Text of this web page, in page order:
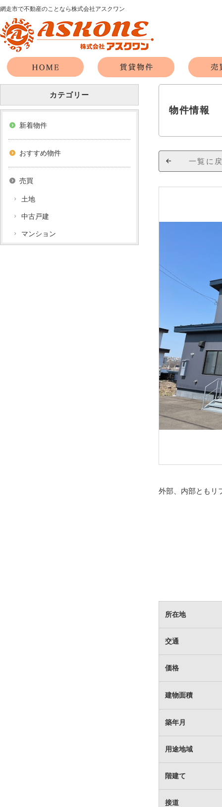
網走市で不動産のことなら株式会社アスクワン
物件情報
一覧に
外部、内部ともリ
所在地
交通
価格
建物面積
築年月
用途地域
階建て
接道
カテゴリー
新着物件
おすすめ物件
売買
土地
中古戸建
マンション